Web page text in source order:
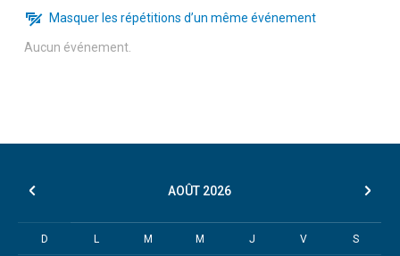
Masquer les répétitions d’un même événement
Aucun événement.
AOÛT 2026
D L M M J V S